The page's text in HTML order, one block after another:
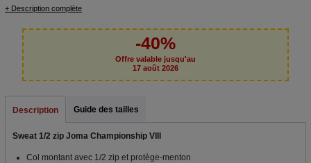
+ Description complète
-40%
Offre valable jusqu'au
17 août 2026
Description Guide des tailles
Sweat 1/2 zip Joma Championship VIII
Col montant avec 1/2 zip et protège-menton